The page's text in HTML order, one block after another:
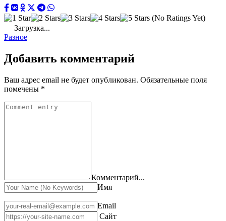
(No Ratings Yet)
Загрузка...
Разное
Добавить комментарий
Ваш адрес email не будет опубликован. Обязательные поля
помечены *
Комментарий...
Имя
Email
Сайт